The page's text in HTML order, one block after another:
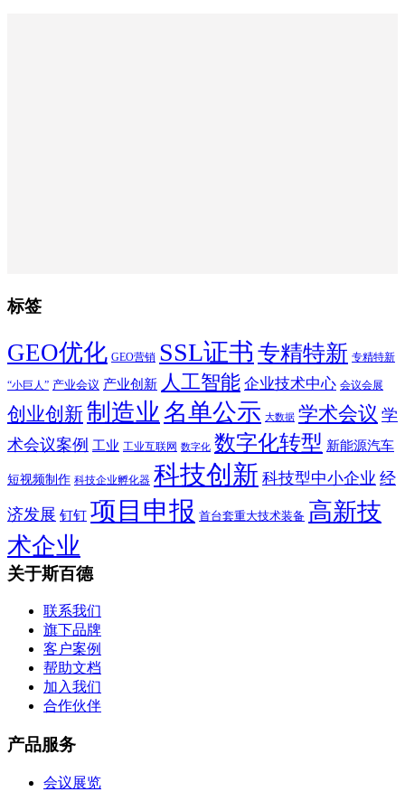
标签
GEO优化 GEO营销 SSL证书 专精特新 专精特新
“小巨人” 产业会议 产业创新 人工智能 企业技术中心 会议会展
创业创新制造业 名单公示 大数据 学术会议 学
术会议案例 工业 工业互联网 数字化 数字化转型 新能源汽车
短视频制作 科技企业孵化器 科技创新 科技型中小企业 经
济发展 钉钉 项目申报 首台套重大技术装备 高新技
术企业
关于斯百德
联系我们
旗下品牌
客户案例
帮助文档
加入我们
合作伙伴
产品服务
会议展览